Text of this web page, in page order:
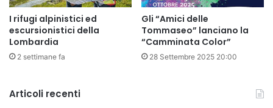
I rifugi alpinistici ed
escursionistici della
Lombardia
2 settimane fa
Gli “Amici delle
Tommaseo” lanciano la
“Camminata Color”
28 Settembre 2025 20:00
Articoli recenti